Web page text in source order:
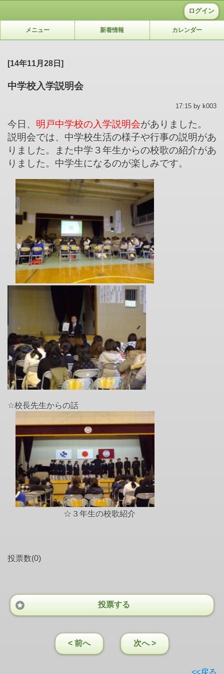
ログイン
メニュー 新着情報 カレンダー
[14年11月28日]
中学校入学説明会
17:15 by k003
今日、 明戸中学校の入学説明会がありました。
説明会では、中学校生活の様子や行事の説明があ
りました。また中学３年生からの校歌の紹介があ
りました。中学生になるのが楽しみです。
☆校長先生からの話
☆３年生の校歌紹介
投票数(0)
投票する
< 前へ 次へ >
<<戻る